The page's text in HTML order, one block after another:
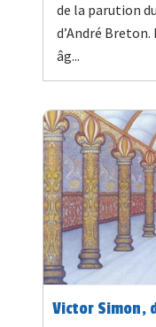
de la parution
d’André
âg...
Victor Simon,